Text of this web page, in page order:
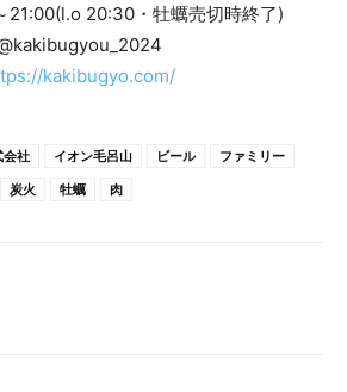
21:00(l.o 20:30・牡蠣売切時終了)
kakibugyo.com/
会社 イオン毛呂山 ビール
ファミリー
炭火 牡蠣 肉